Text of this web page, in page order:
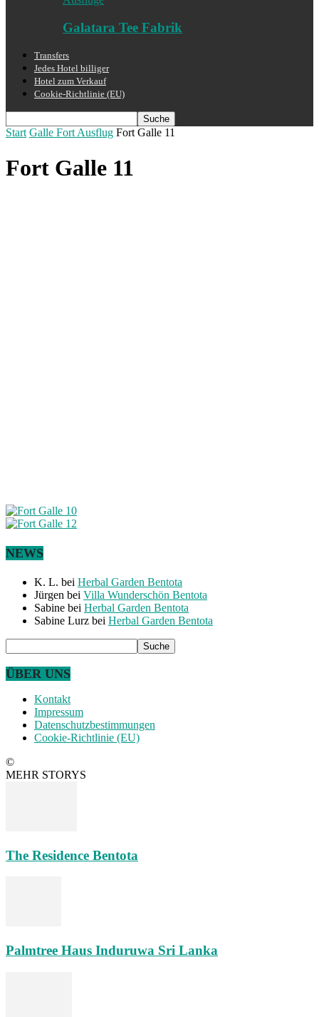
Galatara Tee Fabrik
Transfers
Jedes Hotel billiger
Hotel zum Verkauf
Cookie-Richtlinie (EU)
Start Galle Fort Ausflug Fort Galle 11
Fort Galle 11
NEWS
K. L. bei Herbal Garden Bentota
Jürgen bei Villa Wunderschön Bentota
Sabine bei Herbal Garden Bentota
Sabine Lurz bei Herbal Garden Bentota
ÜBER UNS
Kontakt
Impressum
Datenschutzbestimmungen
Cookie-Richtlinie (EU)
©
MEHR STORYS
The Residence Bentota
Palmtree Haus Induruwa Sri Lanka